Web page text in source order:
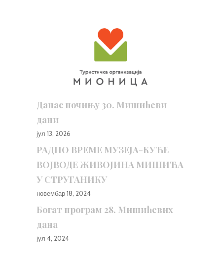
Данас почињу 30. Мишићеви
дани
јул 13, 2026
РАДНО ВРЕМЕ МУЗЕЈА-КУЋЕ
ВОЈВОДЕ ЖИВОЈИНА МИШИЋА
У СТРУГАНИКУ
новембар 18, 2024
Богат програм 28. Мишићевих
дана
јул 4, 2024